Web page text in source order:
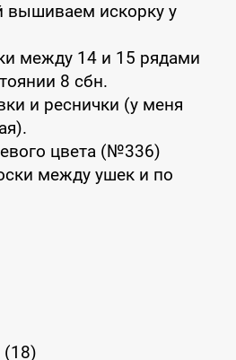
вышиваем искорку у
между 14 и 15 рядами
8 сбн.
и реснички (у меня
цвета (№336)
между ушек и по
(18)